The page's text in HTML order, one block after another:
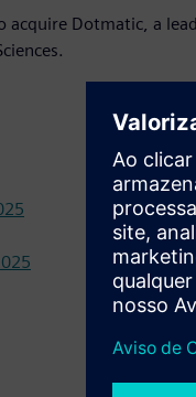
acquire Dotmatic, a